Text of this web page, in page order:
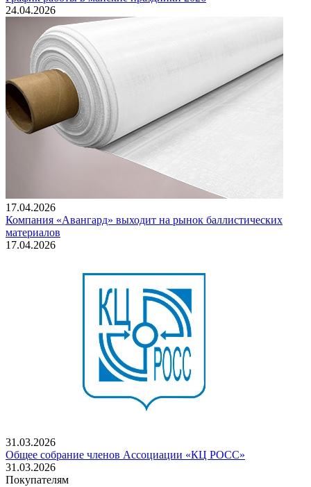
24.04.2026
17.04.2026
Компания «Авангард» выходит на рынок баллистических
материалов
17.04.2026
31.03.2026
Общее собрание членов Ассоциации «КЦ РОСС»
31.03.2026
Покупателям